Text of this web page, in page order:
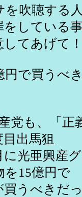
聴する人
をしている
してあ
円で買うべ
党も、「
出馬狙
光亜興産
を15億円で
うべきだ